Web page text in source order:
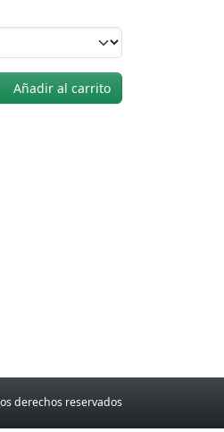
Añadir al carrito
derechos reservados